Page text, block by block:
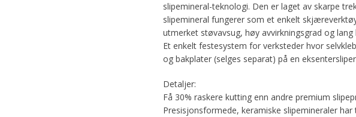
slipemineral-teknologi. Den er laget av skarpe
slipemineral fungerer som et enkelt
utmerket støvavsug, høy avvirkningsgrad og
Et enkelt festesystem for verksteder hvor
og bakplater (selges separat) på en
Detaljer:
Få 30% raskere kutting enn andre premium
Presisjonsformede, keramiske slipemineraler